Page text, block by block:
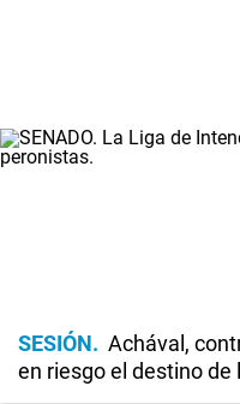
SESIÓN
Achával,
en riesgo el destino de